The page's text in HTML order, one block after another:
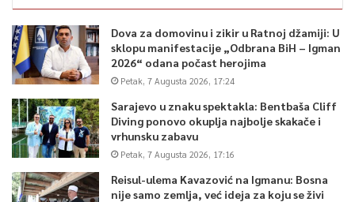
Dova za domovinu i zikir u Ratnoj džamiji: U
sklopu manifestacije „Odbrana BiH – Igman
2026“ odana počast herojima
Petak, 7 Augusta 2026, 17:24
Sarajevo u znaku spektakla: Bentbaša Cliff
Diving ponovo okuplja najbolje skakače i
vrhunsku zabavu
Petak, 7 Augusta 2026, 17:16
Reisul-ulema Kavazović na Igmanu: Bosna
nije samo zemlja, već ideja za koju se živi